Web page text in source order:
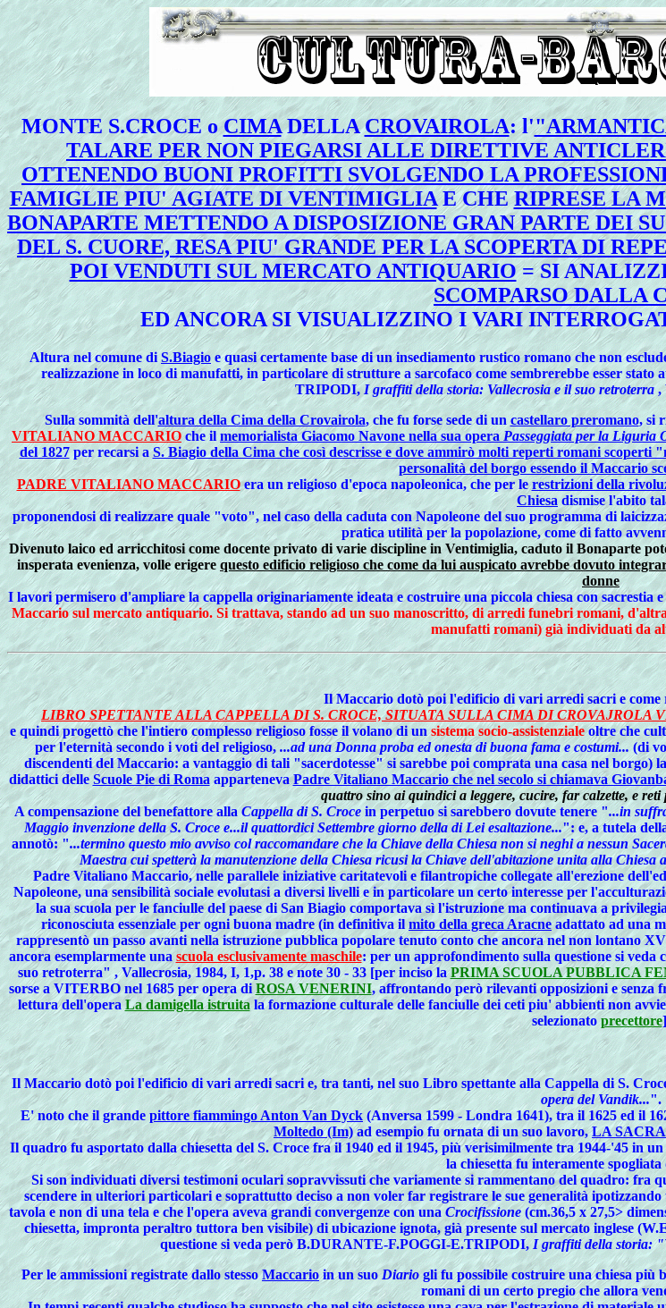
MONTE S.CROCE oCIMADELLACROVAIROLA: l'
TALARE PER NON PIEGARSI ALLE DIRETTIVE
OTTENENDO BUONI PROFITTI SVOLGENDO LA
FAMIGLIE PIU' AGIATE DI VENTIMIGLIAE CHERIPRESE LA
BONAPARTE METTENDO A DISPOSIZIONE GRAN PARTE DEI
DEL S. CUORE, RESA PIU' GRANDE PER LA SCOPERTA DI
POI VENDUTI SUL MERCATO ANTIQUARIO= SI
SCOMPARSO DALLA
ED ANCORA SI VISUALIZZINO I VARI
Altura nel comune di S.Biagio e quasi certamente base di un insediamento rustico romano che non
realizzazione in loco di manufatti, in particolare di strutture a sarcofaco come sembrerebbe esser
TRIPODI,I graffiti della storia: Vallecrosia e il suo retroterra,
Sullasommità dell'altura della Cima della Crovairola, che fu forse sede di uncastellaro preromano, si
VITALIANO MACCARIOche il memorialista Giacomo Navone nella sua opera Passeggiata per la Liguria
del 1827per recarsi aS. Biagio della Cima che così descrisse e dove ammirò molti reperti romani
personalità del borgo essendo il Maccario
PADRE VITALIANO MACCARIOera un religioso d'epoca napoleonica, che per lerestrizioni della
Chiesa dismise l'abito
proponendosi di realizzare quale "voto", nel caso della caduta con Napoleone del suo programma di
pratica utilità per la popolazione, come di fatto
Divenuto laico ed arricchitosi come docente privato di varie discipline in Ventimiglia, caduto il Bonaparte
insperata evenienza, volle erigerequesto edificio religioso che come da lui auspicato avrebbe dovuto
donne
I lavori permisero d'ampliare la cappella originariamente ideata e costruire una piccola chiesa con
Maccario sul mercato antiquario. Si trattava, stando ad un suo manoscritto, di arredi funebri romani,
manufatti romani) già individuati da
IlMaccario dotò poi l'edificio di vari arredi sacri e come
LIBRO SPETTANTE ALLA CAPPELLA DI S. CROCE, SITUATA SULLA CIMA DI CROVAJROLA
e quindi progettò che l'intiero complesso religioso fosse il volano di unsistema socio-assistenzialeoltre che
per l'eternità secondo i voti del religioso, ...ad una Donna proba ed onesta di buona fama e costumi... (di
discendenti del Maccario: a vantaggio di tali "sacerdotesse" si sarebbe poi comprata una casa nel
didattici delleScuole Pie di Roma appartenevaPadre Vitaliano Maccario che nel secolo si chiamava
quattro sino ai quindici a leggere, cucire, far calzette, e
A compensazione del benefattore allaCappella di S. Crocein perpetuo si sarebbero dovute tenere "...in
Maggio invenzione della S. Croce e...il quattordici Settembre giorno della di Lei esaltazione...": e, a tutela
annotò: "...termino questo mio avviso col raccomandare che la Chiave della Chiesa non si neghi a nessun
Maestra cui spetterà la manutenzione della Chiesa ricusi la Chiave dell'abitazione unita alla
Padre Vitaliano Maccario, nelle parallele iniziative caritatevoli e filantropiche collegate all'erezione
Napoleone, una sensibilità sociale evolutasi a diversi livelli e in particolare un certo interesse per l'
la suascuola per le fanciulle del paese di San Biagiocomportava sì l'istruzionema continuava a
riconosciutaessenzialeper ogni buona madre(in definitiva il mito della greca Aracneadattato ad una
rappresentò un passo avanti nellaistruzione pubblica popolaretenuto conto che ancora nel non lontano
ancora esemplarmente unascuola esclusivamente maschile: per un approfondimento sulla questione si
suo retroterra" , Vallecrosia, 1984, I, 1,p. 38 e note 30 - 33 [per inciso laPRIMA SCUOLA PUBBLICA
sorse a VITERBO nel 1685 per opera di ROSA VENERINI, affrontando però rilevanti opposizioni e senza
lettura dell'operaLa damigella istruitala formazione culturale dellefanciulle dei ceti piu' abbientinon
selezionatoprecettore
Il Maccario dotò poi l'edificio di vari arredi sacri e, tra tanti, nel suo Libro spettante alla Cappella di S.
opera del Vandik...".
E' noto che il grande pittore fiammingo Anton Van Dyck (Anversa 1599 - Londra 1641), tra il 1625 ed il
Moltedo (Im)ad esempio fu ornata di un suo lavoro,LA
Il quadro fu asportato dalla chiesetta del S. Croce fra il 1940 ed il 1945, più verisimilmente tra 1944-'45 in
la chiesetta fu interamente
Si son individuati diversi testimoni oculari sopravvissuti che variamente si rammentano del quadro: fra
scendere in ulteriori particolari e soprattutto deciso a non voler far registrare le sue generalità
tavola e non di una tela e che l'opera aveva grandi convergenze con una Crocifissione(cm.36,5 x 27,5>
chiesetta, impronta peraltro tuttora ben visibile) di ubicazione ignota, già presente sul mercato inglese
questione si veda però B.DURANTE-F.POGGI-E.TRIPODI, I graffiti della storia:
Per le ammissioni registrate dallo stessoMaccarioin un suo Diariogli fu possibile costruire una chiesa più
romani di un certo pregio che allora